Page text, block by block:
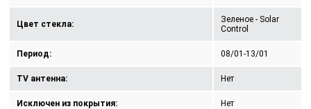
Цвет стекла:
Зеленое - Solar
Control
Период: 08/01-13/01
TV антенна: Нет
Исключен из покрытия: Нет